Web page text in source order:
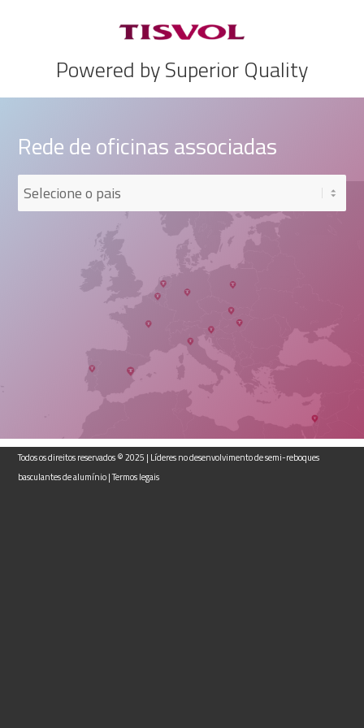
Powered by Superior Quality
Rede de oficinas associadas
Todos os direitos reservados © 2025 | Líderes no desenvolvimento de semi-reboques
basculantes de alumínio |Termos legais